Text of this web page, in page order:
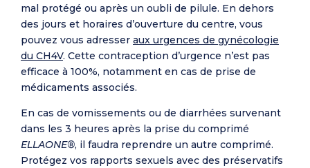
mal protégé ou après un oubli de pilule. En dehors
des jours et horaires d’ouverture du centre, vous
pouvez vous adresser aux urgences de gynécologie
du CH4V. Cette contraception d’urgence n’est pas
efficace à 100%, notamment en cas de prise de
médicaments associés.
En cas de vomissements ou de diarrhées survenant
dans les 3 heures après la prise du comprimé
ELLAONE®, il faudra reprendre un autre comprimé.
Protégez vos rapports sexuels avec des préservatifs